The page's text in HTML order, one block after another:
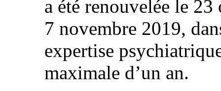
a été renouvelée le
7 novembre 2019,
expertise
maximale d’un an.